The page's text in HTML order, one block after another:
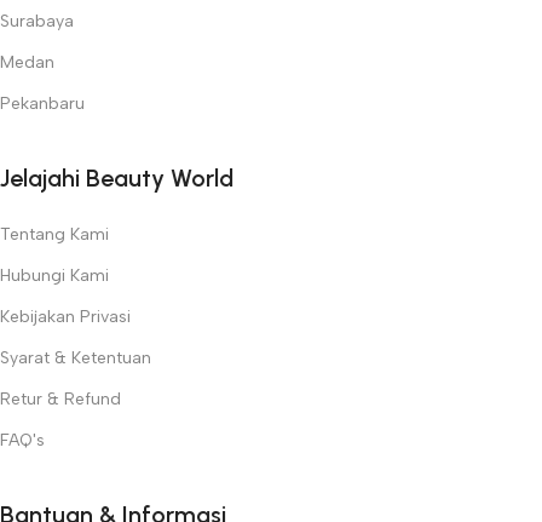
Surabaya
Medan
Pekanbaru
Jelajahi Beauty World
Tentang Kami
Hubungi Kami
Kebijakan Privasi
Syarat & Ketentuan
Retur & Refund
FAQ's
Bantuan & Informasi